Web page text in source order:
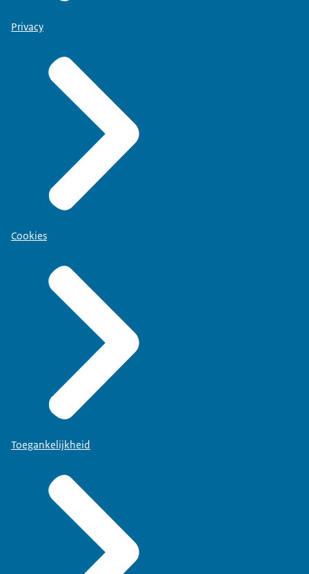
Privacy
Cookies
Toegankelijkheid